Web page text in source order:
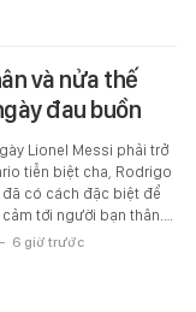
và nửa thế
đau buồn
Lionel Messi phải trở
tiễn biệt cha, Rodrigo
đã có cách đặc biệt để
tới người bạn thân.…
- 6 giờ trước